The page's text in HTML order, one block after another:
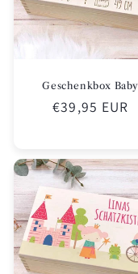
Geschenkbox Baby
Normaler
€39,95 EUR